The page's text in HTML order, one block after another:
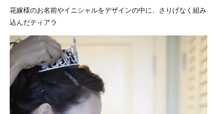
花嫁様のお名前やイニシャルをデザインの中に、さりげなく組み
込んだティアラ